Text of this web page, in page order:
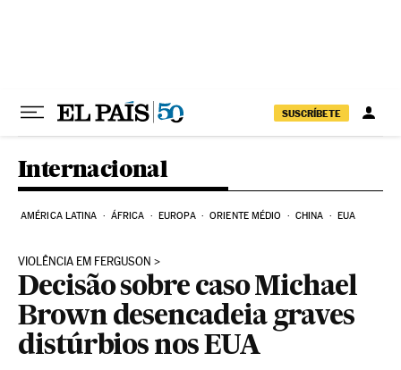
SUSCRÍBETE
Internacional
AMÉRICA LATINA ÁFRICA EUROPA ORIENTE MÉDIO CHINA EUA
VIOLÊNCIA EM FERGUSON
Decisão sobre caso Michael
Brown desencadeia graves
distúrbios nos EUA